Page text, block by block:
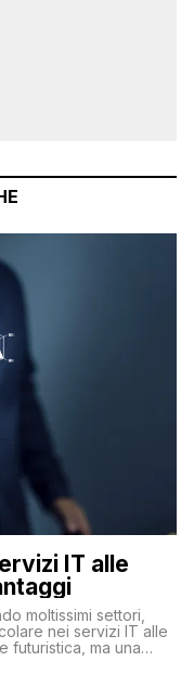
IT alle
moltissimi settori,
nei servizi IT alle
futuristica, ma una
significativo in